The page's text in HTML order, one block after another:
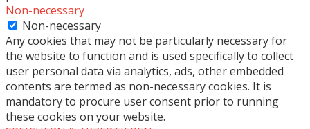
Non-necessary
Non-necessary
Any cookies that may not be particularly necessary for
the website to function and is used specifically to collect
user personal data via analytics, ads, other embedded
contents are termed as non-necessary cookies. It is
mandatory to procure user consent prior to running
these cookies on your website.